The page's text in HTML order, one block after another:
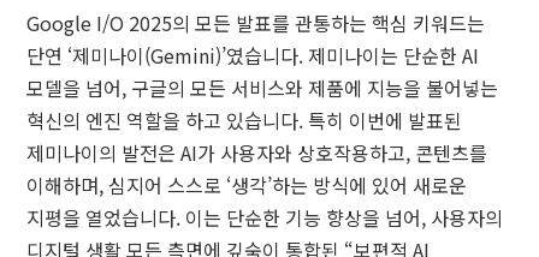
Google I/O 2025의 모든 발표를 관통하는 핵심 키워드는
단연 ‘제미나이(Gemini)’였습니다. 제미나이는 단순한 AI
모델을 넘어, 구글의 모든 서비스와 제품에 지능을 불어넣는
혁신의 엔진 역할을 하고 있습니다. 특히 이번에 발표된
제미나이의 발전은 AI가 사용자와 상호작용하고, 콘텐츠를
이해하며, 심지어 스스로 ‘생각’하는 방식에 있어 새로운
지평을 열었습니다. 이는 단순한 기능 향상을 넘어, 사용자의
디지털 생활 모든 측면에 깊숙이 통합된 “보편적 AI